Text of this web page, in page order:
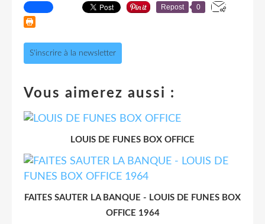
Repost 0
S'inscrire à la newsletter
Vous aimerez aussi :
LOUIS DE FUNES BOX OFFICE
FAITES SAUTER LA BANQUE - LOUIS DE FUNES BOX
OFFICE 1964